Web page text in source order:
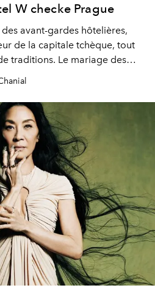
W checke Prague
avant-gardes hôtelières,
de la capitale tchèque, tout
traditions. Le mariage des